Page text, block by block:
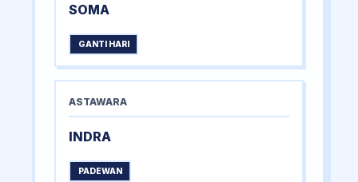
SOMA
GANTI HARI
ASTAWARA
INDRA
PADEWAN